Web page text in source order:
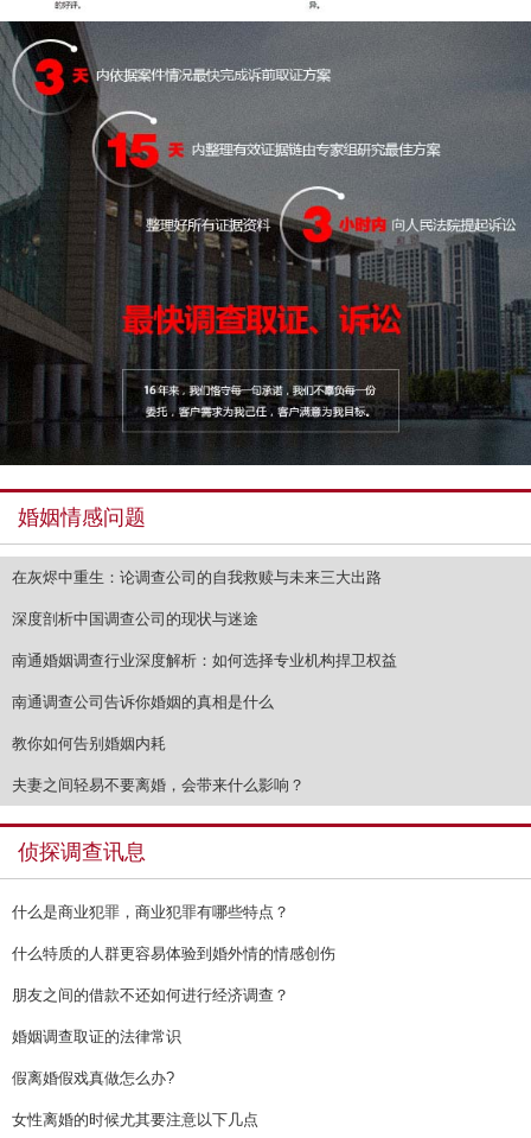
婚姻情感问题
在灰烬中重生：论调查公司的自我救赎与未来三大出路
深度剖析中国调查公司的现状与迷途
南通婚姻调查行业深度解析：如何选择专业机构捍卫权益
南通调查公司告诉你婚姻的真相是什么
教你如何告别婚姻内耗
夫妻之间轻易不要离婚，会带来什么影响？
侦探调查讯息
什么是商业犯罪，商业犯罪有哪些特点？
什么特质的人群更容易体验到婚外情的情感创伤
朋友之间的借款不还如何进行经济调查？
婚姻调查取证的法律常识
假离婚假戏真做怎么办?
女性离婚的时候尤其要注意以下几点